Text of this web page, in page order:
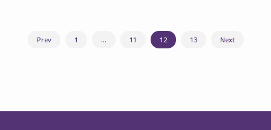
Navegação
Prev 1 … 11 12 13 Next